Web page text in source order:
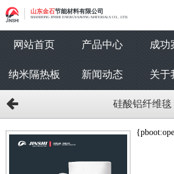
山东金石节能材料有限公司
SHANDONG JINSHI ENERGY-SAVING MATERIALS CO., LTD.
网站首页 产品中心 成功
纳米隔热板 新闻动态 关于
硅酸铝纤维毯